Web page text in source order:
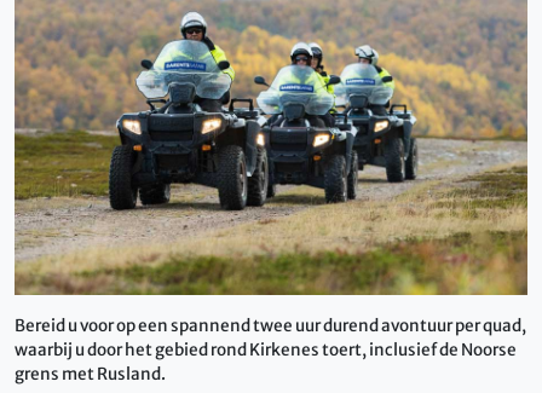
Bereid u voor op een spannend twee uur durend avontuur per quad,
waarbij u door het gebied rond Kirkenes toert, inclusief de Noorse
grens met Rusland.